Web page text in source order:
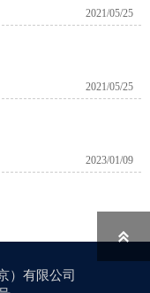
2021/05/25
2021/05/25
2023/01/09
）有限公司
